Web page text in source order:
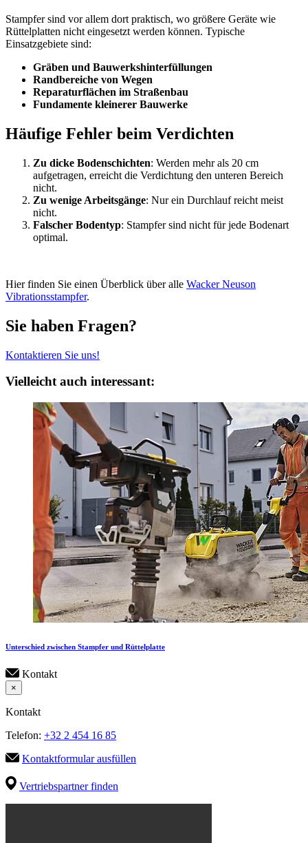
Stampfer sind vor allem dort praktisch, wo größere Geräte wie
Rüttelplatten nicht eingesetzt werden können. Typische
Einsatzgebiete sind:
Gräben und Bauwerkshinterfüllungen
Randbereiche von Wegen
Reparaturflächen im Straßenbau
Fundamente kleinerer Bauwerke
Häufige Fehler beim Verdichten
Zu dicke Bodenschichten: Werden mehr als 20 cm
aufgetragen, erreicht die Verdichtung den unteren Bereich
nicht.
Zu wenige Arbeitsgänge: Nur ein Durchlauf reicht meist
nicht.
Falscher Bodentyp: Stampfer sind nicht für jede Bodenart
optimal.
Hier finden Sie einen Überblick über alle Wacker Neuson
Vibrationsstampfer.
Sie haben Fragen?
Kontaktieren Sie uns!
Vielleicht auch interessant:
Unterschied zwischen Stampfer und Rüttelplatte
Kontakt
×
Kontakt
Telefon: +32 2 454 16 85
Kontaktformular ausfüllen
Vertriebspartner finden